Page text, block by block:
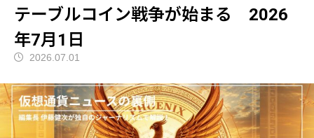
テーブルコイン戦争が始まる 2026
年7月1日
2026.07.01